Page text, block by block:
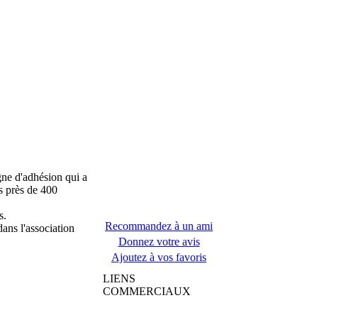
d'adhésion qui a
près de 400
l'association
Recommandez à un ami
Donnez votre avis
Ajoutez à vos favoris
LIENS
COMMERCIAUX